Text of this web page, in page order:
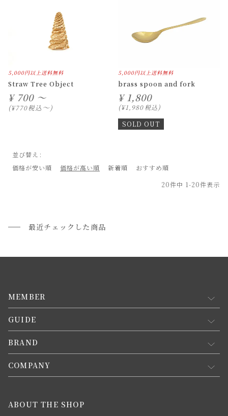
5,000円以上送料無料
Straw Tree Object
¥ 700 ～
¥770税込〜
5,000円以上送料無料
brass spoon and fork
¥ 1,800
¥1,980税込
SOLD OUT
並び替え
価格が安い順
価格が高い順 新着順
おすすめ順
20件中 1-20件表示
最近チェックした商品
MEMBER
マイページ
新規会員登録
会員規約について
GUIDE
お買い物ガイド
会員登録について
お支払方法について
BRAND
コンセプト
webカタログ
COMPANY
店舗一覧
ABOUT THE SHOP